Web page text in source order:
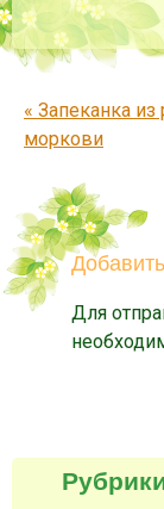
Запись
« Запеканка из
моркови
Для